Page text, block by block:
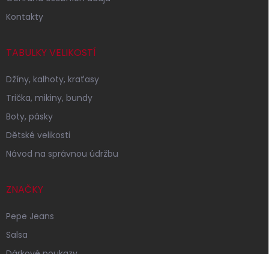
Kontakty
TABULKY VELIKOSTÍ
Džíny, kalhoty, kraťasy
Trička, mikiny, bundy
Boty, pásky
Dětské velikosti
Návod na správnou údržbu
ZNAČKY
Pepe Jeans
Salsa